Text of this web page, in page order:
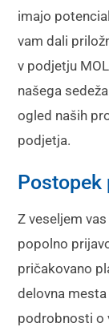
imajo
vam dali
v podjetju
našega
ogled naših
podjetja.
Postopek
Z veseljem
popolno
pričakovano
delovna
podrobnosti o